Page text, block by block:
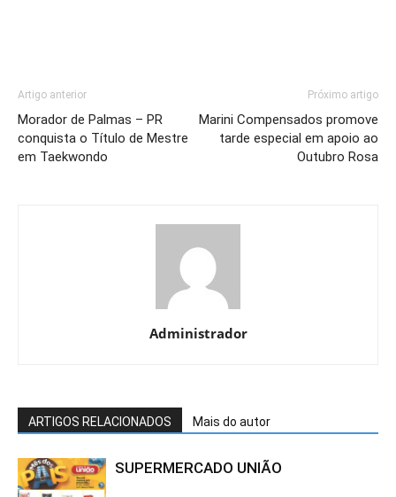
Artigo anterior
Morador de Palmas – PR
conquista o Título de Mestre
em Taekwondo
Próximo artigo
Marini Compensados promove
tarde especial em apoio ao
Outubro Rosa
Administrador
ARTIGOS RELACIONADOS Mais do autor
SUPERMERCADO UNIÃO